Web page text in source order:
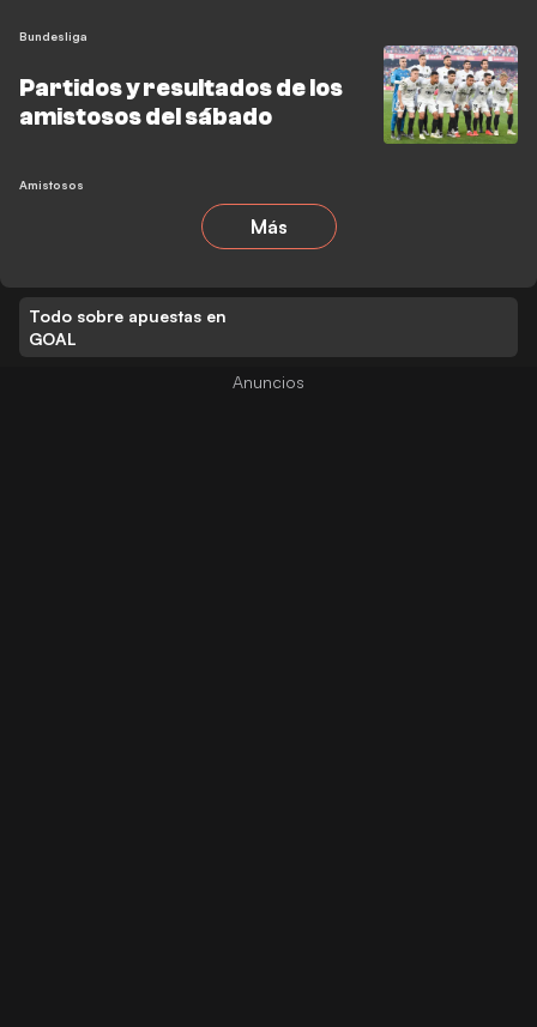
Bundesliga
Partidos y resultados de los
amistosos del sábado
Amistosos
Más
Todo sobre apuestas en
GOAL